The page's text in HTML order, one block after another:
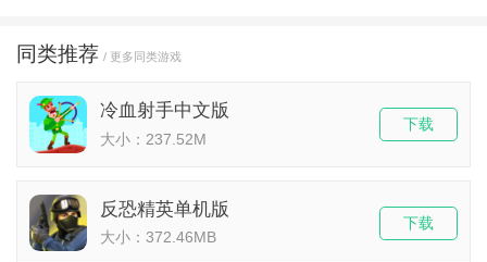
同类推荐 / 更多同类游戏
冷血射手中文版
大小：237.52M
下载
反恐精英单机版
大小：372.46MB
下载